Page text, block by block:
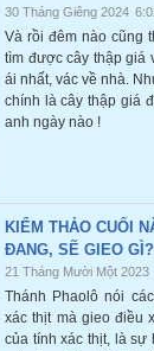
30 Tháng Giêng 2024
Và rồi đêm nào cũng
tìm được cây thập giá
ái nhất, vác về nhà.
chính là cây thập giá
anh ngày nào !
KIỂM THẢO CUỐI
ĐANG, SẼ GIEO GÌ?
21 Tháng Mười Một 2023
Thánh Phaolô nói
xác thịt mà gieo điều
của tính xác thịt, là sự